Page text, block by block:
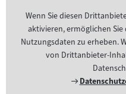
Wenn Sie diesen
aktivieren, ermöglichen
Nutzungsdaten zu erheben.
von Drittanbieter-
Externer